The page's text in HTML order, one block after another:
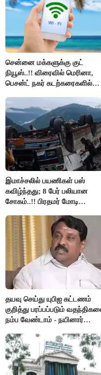
சென்னை மக்களுக்கு குட்
நியூஸ்..!! விரைவில் மெரினா,
பெசன்ட் நகர் கடற்கரைகளில்
இமாச்சலில் பயணிகள் பஸ்
கவிழ்ந்தது; 8 பேர் பலியான
சோகம்..!! பிரதமர் மோடி
தயவு செய்து யுபிஐ கட்டணம்
குறித்து பரப்பப்படும்
நம்ப வேண்டாம் - நயினார்